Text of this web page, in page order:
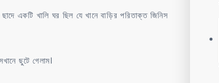
একটি খালি ঘর ছিল যে খানে বাড়ির পরিতাক্ত জিনিস
ছুটে গেলাম।